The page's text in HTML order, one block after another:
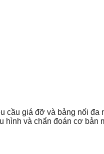
cầu giá đỡ và bảng nối đa
và chẩn đoán cơ bản